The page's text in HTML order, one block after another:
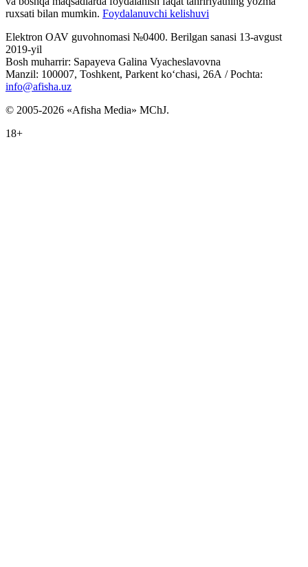
ruxsati bilan mumkin. Foydalanuvchi kelishuvi
Elektron OAV guvohnomasi №0400. Berilgan sanasi 13-avgust
2019-yil
Bosh muharrir: Sapayeva Galina Vyacheslavovna
Manzil: 100007, Toshkent, Parkent ko‘chasi, 26А / Pochta:
info@afisha.uz
© 2005-2026 «Afisha Media» MChJ.
18+